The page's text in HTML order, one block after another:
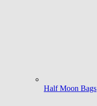
Half Moon Bags